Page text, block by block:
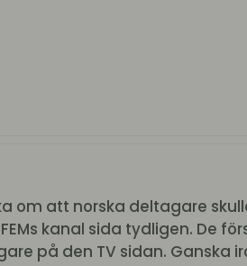
om att norska deltagare
kanal sida tydligen. De
på den TV sidan. Ganska